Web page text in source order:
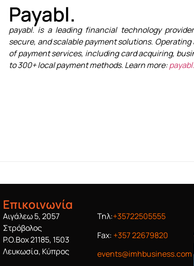
Payabl.
payabl. is a leading financial technology
secure, and scalable payment solutions.
of payment services, including card acquiring,
to 300+ local payment methods. Learn more:
Επικοινωνία
Αιγάλεω 5, 2057
Στρόβολος
P.O.Box 21185, 1503
Λευκωσία, Κύπρος
Τηλ:+35722505555
Fax: +357 22679820
events@imhbusiness.com